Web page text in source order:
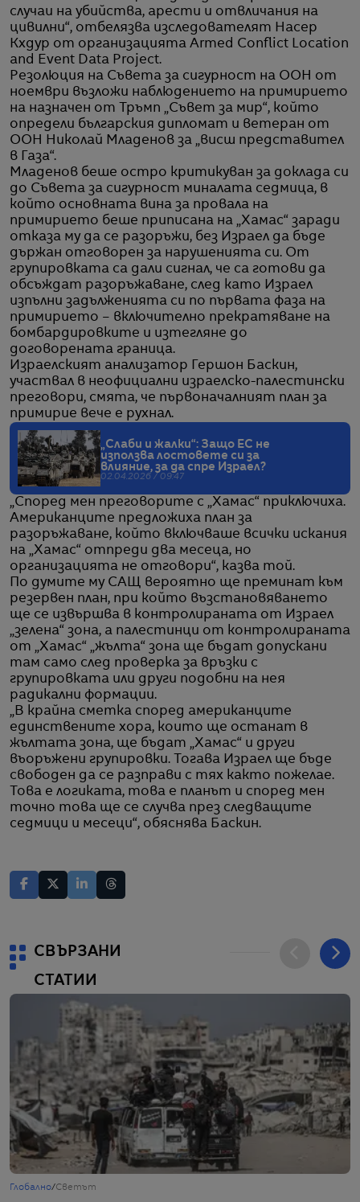
случаи на убийства, арести и отвличания на
цивилни“, отбелязва изследователят Насер
Кхдур от организацията Armed Conflict Location
and Event Data Project.
Резолюция на Съвета за сигурност на ООН от
ноември възложи наблюдението на примирието
на назначен от Тръмп „Съвет за мир“, който
определи българския дипломат и ветеран от
ООН Николай Младенов за „висш представител
в Газа“.
Младенов беше остро критикуван за доклада си
до Съвета за сигурност миналата седмица, в
който основната вина за провала на
примирието беше приписана на „Хамас“ заради
отказа му да се разоръжи, без Израел да бъде
държан отговорен за нарушенията си. От
групировката са дали сигнал, че са готови да
обсъждат разоръжаване, след като Израел
изпълни задълженията си по първата фаза на
примирието – включително прекратяване на
бомбардировките и изтегляне до
договорената граница.
Израелският анализатор Гершон Баскин,
участвал в неофициални израелско-палестински
преговори, смята, че първоначалният план за
примирие вече е рухнал.
„Слаби и жалки“: Защо ЕС не
използва лостовете си за
влияние, за да спре Израел?
02.04.2026 / 09:47
„Според мен преговорите с „Хамас“ приключиха.
Американците предложиха план за
разоръжаване, който включваше всички искания
на „Хамас“ отпреди два месеца, но
организацията не отговори“, казва той.
По думите му САЩ вероятно ще преминат към
резервен план, при който възстановяването
ще се извършва в контролираната от Израел
„зелена“ зона, а палестинци от контролираната
от „Хамас“ „жълта“ зона ще бъдат допускани
там само след проверка за връзки с
групировката или други подобни на нея
радикални формации.
„В крайна сметка според американците
единствените хора, които ще останат в
жълтата зона, ще бъдат „Хамас“ и други
въоръжени групировки. Тогава Израел ще бъде
свободен да се разправи с тях както пожелае.
Това е логиката, това е планът и според мен
точно това ще се случва през следващите
седмици и месеци“, обяснява Баскин.
СВЪРЗАНИ
СТАТИИ
Глобално/Светът